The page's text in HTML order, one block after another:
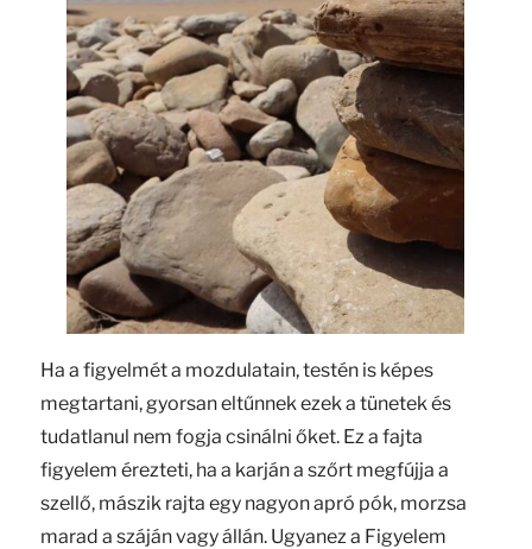
Ha a figyelmét a mozdulatain, testén is képes
megtartani, gyorsan eltűnnek ezek a tünetek és
tudatlanul nem fogja csinálni őket. Ez a fajta
figyelem érezteti, ha a karján a szőrt megfújja a
szellő, mászik rajta egy nagyon apró pók, morzsa
marad a száján vagy állán. Ugyanez a Figyelem